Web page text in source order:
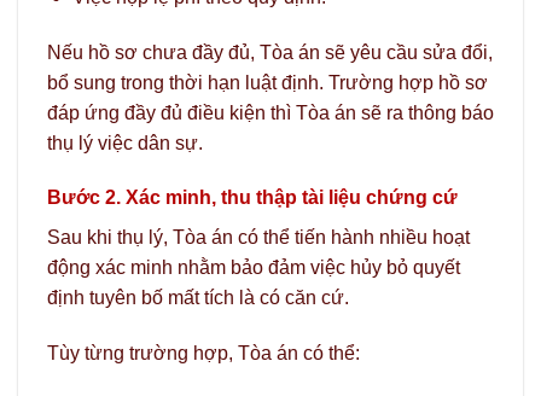
Nếu hồ sơ chưa đầy đủ, Tòa án sẽ yêu cầu sửa đổi,
bổ sung trong thời hạn luật định. Trường hợp hồ sơ
đáp ứng đầy đủ điều kiện thì Tòa án sẽ ra thông báo
thụ lý việc dân sự.
Bước 2. Xác minh, thu thập tài liệu chứng cứ
Sau khi thụ lý, Tòa án có thể tiến hành nhiều hoạt
động xác minh nhằm bảo đảm việc hủy bỏ quyết
định tuyên bố mất tích là có căn cứ.
Tùy từng trường hợp, Tòa án có thể: